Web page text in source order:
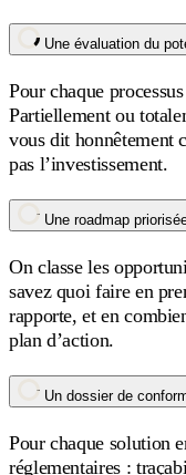
Une évaluation du
Pour chaque
Partiellement ou
vous dit honnêtement
pas l’investissement.
Une roadmap
On classe les
savez quoi faire en
rapporte, et en
plan d’action.
Un dossier de
Pour chaque solution
réglementaires :